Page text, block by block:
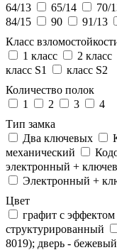
64/13
65/14 70/
84/15
90 91/13
Класс
1 класс
2 класс
класс S1
класс S2
Количество полок
1
2 3
4
Тип замка
Два ключевых
механический
электронный +
Электронный +
Цвет
графит с
структурированный
8019); дверь -